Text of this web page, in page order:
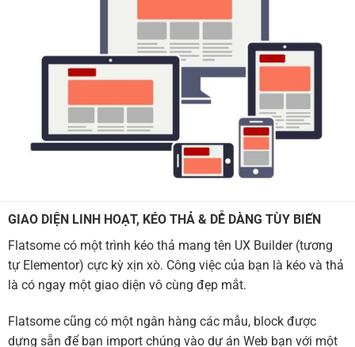
GIAO DIỆN LINH HOẠT, KÉO THẢ & DỄ DÀNG TÙY BIẾN
Flatsome có một trình kéo thả mang tên UX Builder (tương
tự Elementor) cực kỳ xịn xò. Công việc của bạn là kéo và thả
là có ngay một giao diện vô cùng đẹp mắt.
Flatsome cũng có một ngân hàng các mẫu, block được
dựng sẵn để bạn import chúng vào dự án Web bạn với một